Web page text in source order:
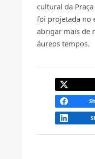
cultural da
foi projetada no
abrigar mais de
áureos tempos.